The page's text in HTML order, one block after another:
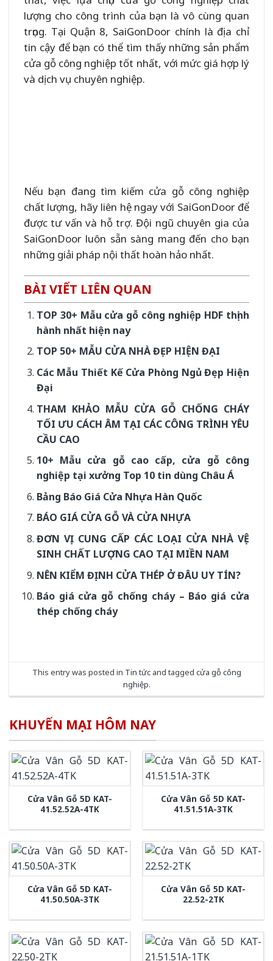
lượng cho công trình của bạn là vô cùng quan
trọng. Tại Quận 8, SaiGonDoor chính là địa chỉ
tin cậy để bạn có thể tìm thấy những sản phẩm
cửa gỗ công nghiệp tốt nhất, với mức giá hợp lý
và dịch vụ chuyên nghiệp.
Nếu bạn đang tìm kiếm cửa gỗ công nghiệp
chất lượng, hãy liên hệ ngay với SaiGonDoor để
được tư vấn và hỗ trợ. Đội ngũ chuyên gia của
SaiGonDoor luôn sẵn sàng mang đến cho bạn
những giải pháp nội thất hoàn hảo nhất.
BÀI VIẾT LIÊN QUAN
TOP 30+ Mẫu cửa gỗ công nghiệp HDF thịnh
hành nhất hiện nay
TOP 50+ MẪU CỬA NHÀ ĐẸP HIỆN ĐẠI
Các Mẫu Thiết Kế Cửa Phòng Ngủ Đẹp Hiện
Đại
THAM KHẢO MẪU CỬA GỖ CHỐNG CHÁY
TỐI ƯU CÁCH ÂM TẠI CÁC CÔNG TRÌNH YÊU
CẦU CAO
10+ Mẫu cửa gỗ cao cấp, cửa gỗ công
nghiệp tại xưởng Top 10 tin dùng Châu Á
Bảng Báo Giá Cửa Nhựa Hàn Quốc
BÁO GIÁ CỬA GỖ VÀ CỬA NHỰA
ĐƠN VỊ CUNG CẤP CÁC LOẠI CỬA NHÀ VỆ
SINH CHẤT LƯỢNG CAO TẠI MIỀN NAM
NÊN KIỂM ĐỊNH CỬA THÉP Ở ĐÂU UY TÍN?
Báo giá cửa gỗ chống cháy – Báo giá cửa
thép chống cháy
This entry was posted in Tin tứcand tagged cửa gỗ công
nghiệp.
KHUYẾN MẠI HÔM NAY
Cửa Vân Gỗ 5D KAT-
41.52.52A-4TK
Cửa Vân Gỗ 5D KAT-
41.51.51A-3TK
Cửa Vân Gỗ 5D KAT-
41.50.50A-3TK
Cửa Vân Gỗ 5D KAT-
22.52-2TK